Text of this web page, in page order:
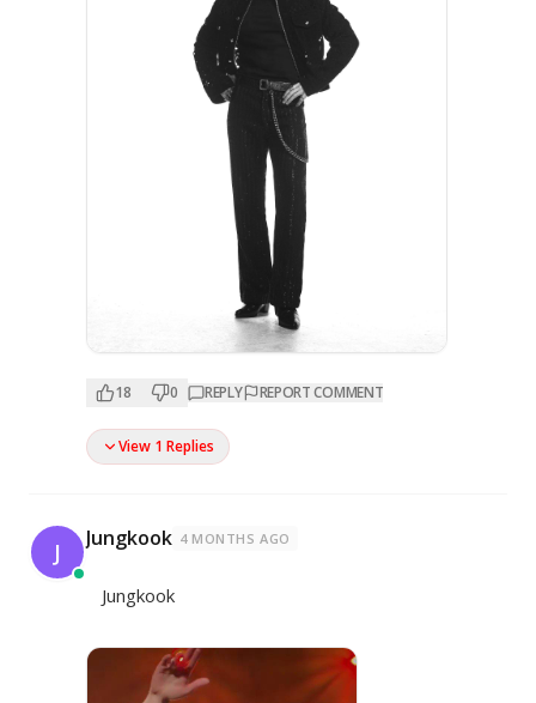
18 0 REPLY REPORT COMMENT
View 1 Replies
J Jungkook 4 MONTHS AGO
Jungkook